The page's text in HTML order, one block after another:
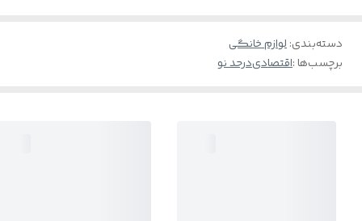
دسته‌بندی:لوازم خانگی
برچسب‌ها :اقتصادیدرحد نو